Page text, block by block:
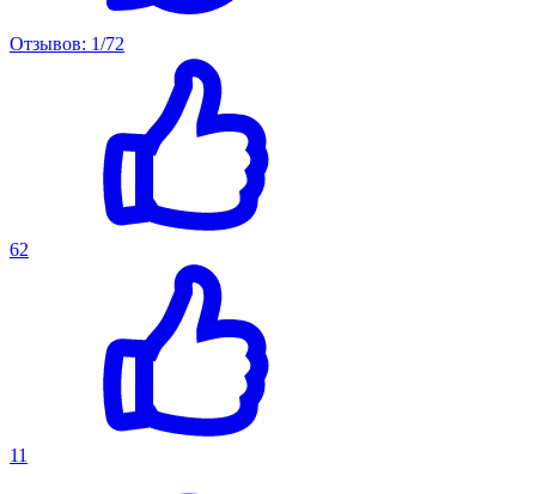
Отзывов: 1/72
62
11